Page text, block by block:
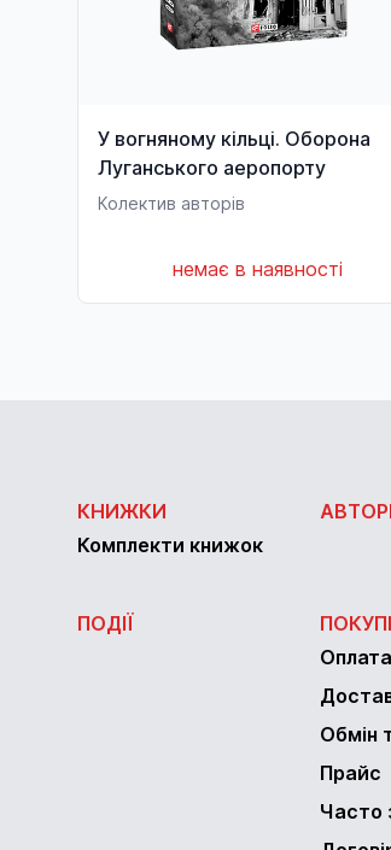
У вогняному кільці. Оборона
Луганського аеропорту
Колектив авторів
немає в наявності
КНИЖКИ
Комплекти книжок
ПОДІЇ
Оплата
Обмін
Прайс
Часто